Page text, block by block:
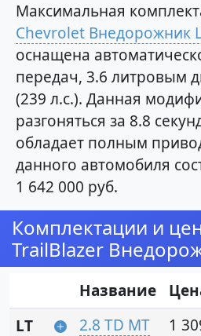
Максимальная
Chevrolet Внедорожник
оснащена
передач, 3.6 литровым
(239 л.с.). Данная
разгоняться за 8.8
обладает полным
данного автомобиля
1 642 000 руб.
Комплектации и
TrailBlazer
Название
LT
2.8 TD MT 1